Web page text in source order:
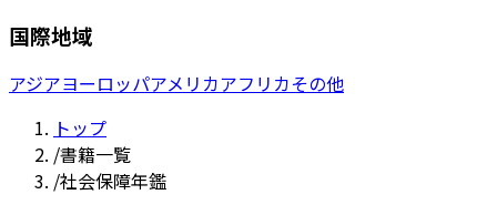
国際地域
アジアヨーロッパアメリカアフリカその他
トップ
/書籍一覧
/社会保障年鑑